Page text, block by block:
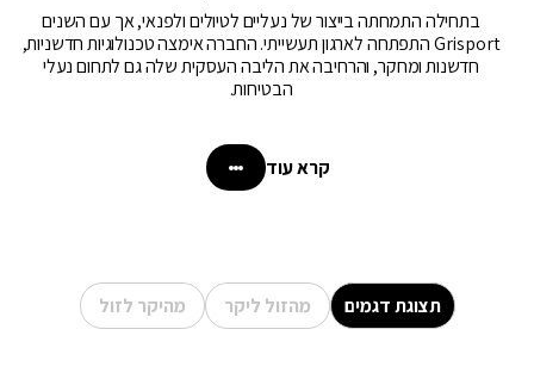
בתחילה התמחתה בייצור של נעליים לטיולים ולפנאי, אך עם השנים
Grisport התפתחה לארגון תעשייתי. החברה אימצה טכנולוגיות חדשניות,
חדשנות ומחקר, והרחיבה את הליבה העסקית שלה גם לתחום נעלי
הבטיחות.
קרא עוד
תצוגת דגמים מהזול ליקר מהיקר לזול